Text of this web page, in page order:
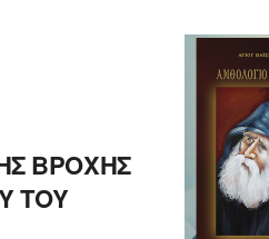
ΒΡΟΧΗΣ
ΤΟΥ